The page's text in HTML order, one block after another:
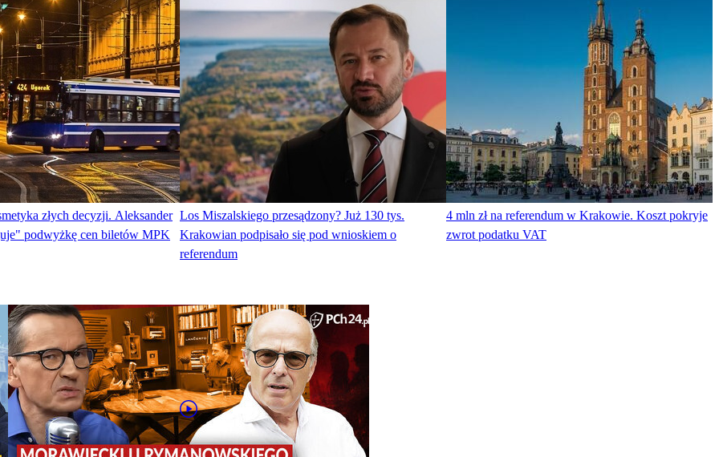
złych decyzji. Aleksander
podwyżkę cen biletów MPK
Los Miszalskiego przesądzony? Już 130 tys.
Krakowian podpisało się pod wnioskiem o
referendum
4 mln zł na referendum w Krakowie. Koszt pokryje
zwrot podatku VAT